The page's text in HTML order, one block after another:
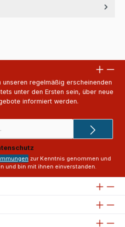
regelmäßig erscheinenden
unter den Ersten sein, über neue
informiert werden.
zur Kenntnis genommen und
und bin mit ihnen einverstanden.